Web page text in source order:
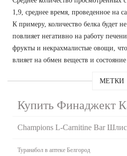
1,9, среднее время, проведенное на
К примеру, количество белка будет
повлияет негативно на работу
фрукты и некрахмалистые овощи,
влияет на обмен веществ и
МЕТКИ
Купить Финаджект
Champions L-Carnitine Bar
Туранабол в аптеке Белгород